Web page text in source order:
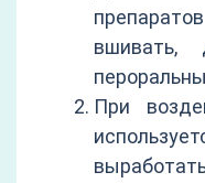
вшивать,
При